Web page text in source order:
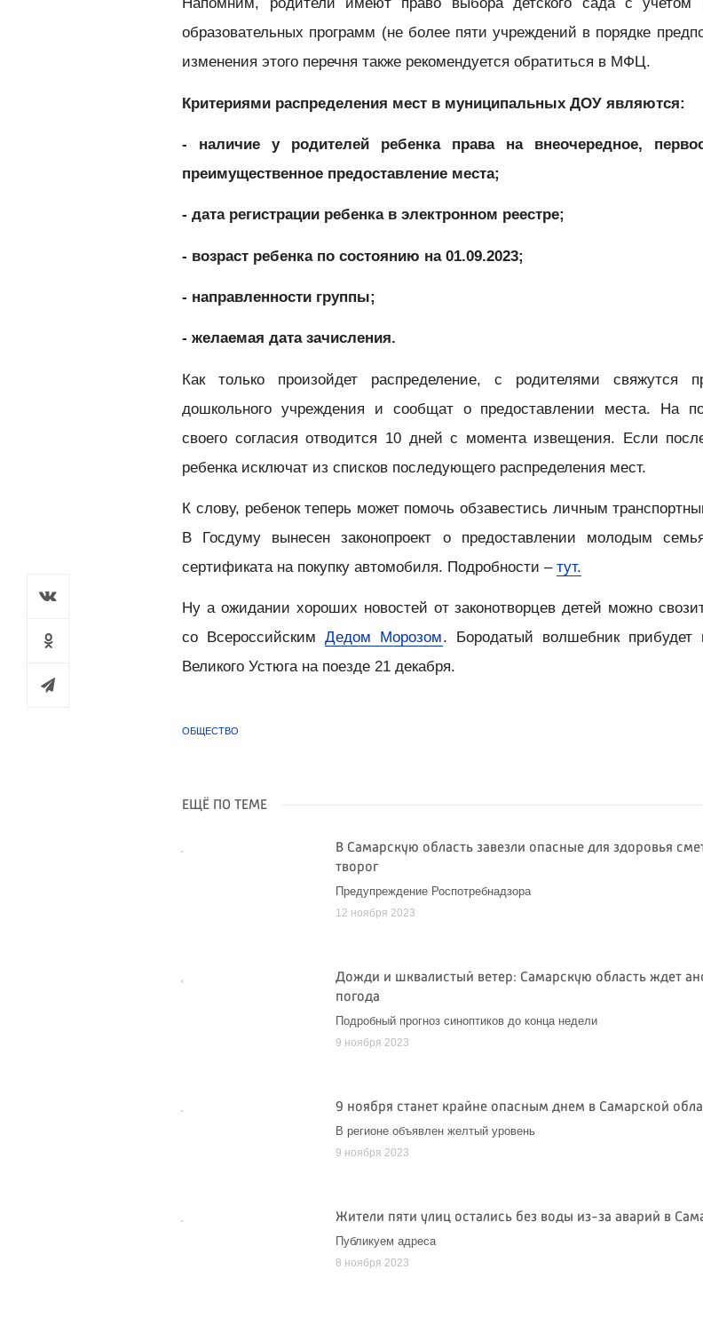
Напомним, родители имеют право выбора детского сада с учетом
образовательных программ (не более пяти учреждений в порядке
изменения этого перечня также рекомендуется обратиться в МФЦ.
Критериями распределения мест в муниципальных ДОУ являются:
- наличие у родителей ребенка права на внеочередное,
преимущественное предоставление места;
- дата регистрации ребенка в электронном реестре;
- возраст ребенка по состоянию на 01.09.2023;
- направленности группы;
- желаемая дата зачисления.
Как только произойдет распределение, с родителями свяжутся
дошкольного учреждения и сообщат о предоставлении места. На
своего согласия отводится 10 дней с момента извещения. Если
ребенка исключат из списков последующего распределения мест.
К слову, ребенок теперь может помочь обзавестись личным
В Госдуму вынесен законопроект о предоставлении молодым
сертификата на покупку автомобиля. Подробности –тут.
Ну а ожидании хороших новостей от законотворцев детей можно
со ВсероссийскимДедом Морозом. Бородатый волшебник
Великого Устюга на поезде 21 декабря.
ОБЩЕСТВО
ЕЩЁ ПО ТЕМЕ
В Самарскую область завезли опасные для здоровья
творог
Предупреждение Роспотребнадзора
12 ноября 2023
Дожди и шквалистый ветер: Самарскую область ждет
погода
Подробный прогноз синоптиков до конца недели
9 ноября 2023
9 ноября станет крайне опасным днем в Самарской
В регионе объявлен желтый уровень
9 ноября 2023
Жители пяти улиц остались без воды из-за аварий в
Публикуем адреса
8 ноября 2023